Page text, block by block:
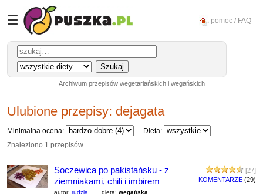
☰ pomoc / FAQ
Archiwum przepisów wegetariańskich i wegańskich
Ulubione przepisy: dejagata
Minimalna ocena:
Dieta:
Znaleziono 1 przepisów.
[27]
KOMENTARZE (29)
Soczewica po pakistańsku - z
ziemniakami, chili i imbirem
autor: rudzia dieta: wegańska